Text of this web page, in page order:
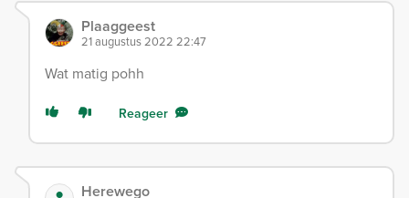
Plaaggeest
21 augustus 2022 22:47
Wat matig pohh
Reageer
Herewego